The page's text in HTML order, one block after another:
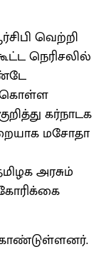
வெற்றி
நெரிசலில்
கர்நாடக
மசோதா
அரசும்